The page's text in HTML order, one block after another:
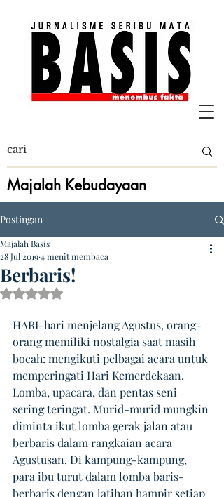
Majalah Kebudayaan
Postingan
Berbaris!
Majalah Basis
28 Jul 20194 menit membaca
Dinilai NaN dari 5 bintang.
HARI-hari menjelang Agustus, orang-
orang memiliki nostalgia saat masih
bocah: mengikuti pelbagai acara untuk
memperingati Hari Kemerdekaan.
Lomba, upacara, dan pentas seni
sering teringat. Murid-murid mungkin
diminta ikut lomba gerak jalan atau
berbaris dalam rangkaian acara
Agustusan. Di kampung-kampung,
para ibu turut dalam lomba baris-
berbaris dengan latihan hampir setiap